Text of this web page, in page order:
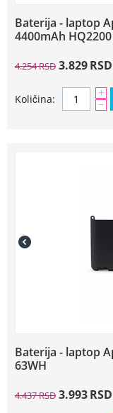
Baterija - laptop
4400mAh
4.254RSD 3.829RSD
Količina: +
−
Baterija - laptop
63WH
4.437RSD 3.993RSD